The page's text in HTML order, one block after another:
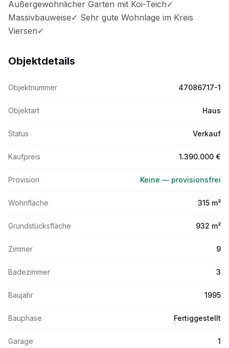
Objektdetails
Objektnummer 47086717-1
Objektart Haus
Status Verkauf
Kaufpreis 1.390.000 €
Provision Keine — provisionsfrei
Wohnfläche 315 m²
Grundstücksfläche 932 m²
Zimmer 9
Badezimmer 3
Baujahr 1995
Bauphase Fertiggestellt
Garage 1